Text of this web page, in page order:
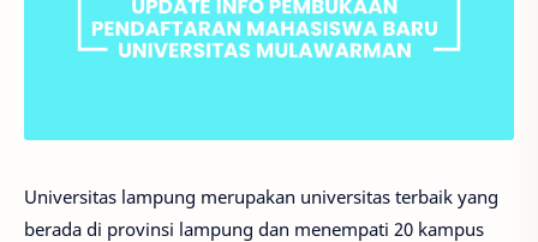
Universitas lampung merupakan universitas terbaik yang
berada di provinsi lampung dan menempati 20 kampus